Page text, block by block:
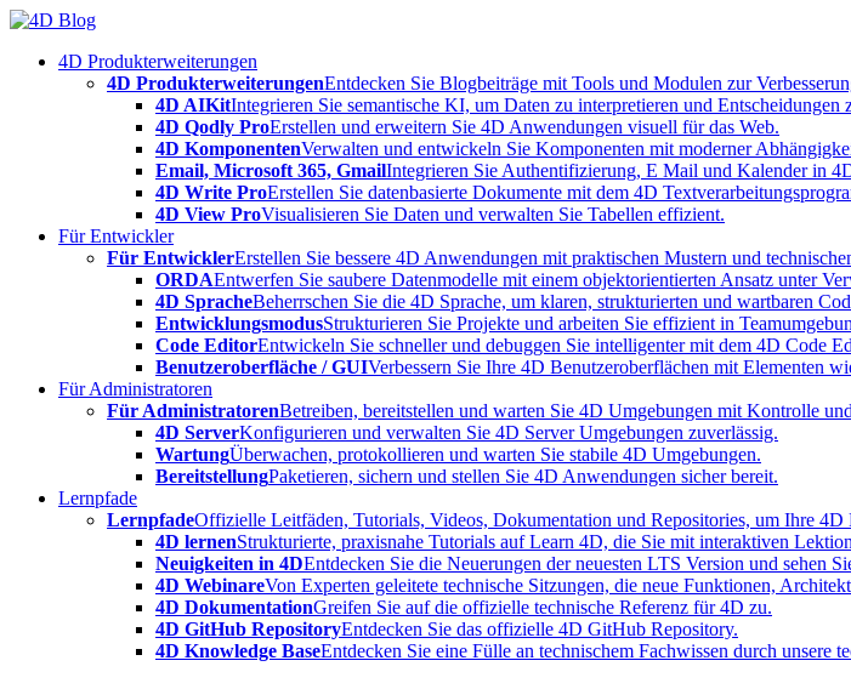
Skip
content4D Produkterweiterungen
4D ProdukterweiterungenEntdecken Sie Blogbeiträge mit Tools und Modulen zur
4D AIKitIntegrieren Sie semantische KI, um Daten zu interpretieren und Entscheidungen
4D Qodly ProErstellen und erweitern Sie 4D Anwendungen visuell für das Web.
4D KomponentenVerwalten und entwickeln Sie Komponenten mit moderner
Email, Microsoft 365, GmailIntegrieren Sie Authentifizierung, E Mail und Kalender in
4D Write ProErstellen Sie datenbasierte Dokumente mit dem 4D
4D View ProVisualisieren Sie Daten und verwalten Sie Tabellen effizient.
Für Entwickler
Für EntwicklerErstellen Sie bessere 4D Anwendungen mit praktischen Mustern und
ORDAEntwerfen Sie saubere Datenmodelle mit einem objektorientierten Ansatz unter
4D SpracheBeherrschen Sie die 4D Sprache, um klaren, strukturierten und wartbaren
EntwicklungsmodusStrukturieren Sie Projekte und arbeiten Sie effizient in
Code EditorEntwickeln Sie schneller und debuggen Sie intelligenter mit dem 4D Code
Benutzeroberfläche / GUIVerbessern Sie Ihre 4D Benutzeroberflächen mit Elementen
Für Administratoren
Für AdministratorenBetreiben, bereitstellen und warten Sie 4D Umgebungen mit Kontrolle
4D ServerKonfigurieren und verwalten Sie 4D Server Umgebungen zuverlässig.
WartungÜberwachen, protokollieren und warten Sie stabile 4D Umgebungen.
BereitstellungPaketieren, sichern und stellen Sie 4D Anwendungen sicher bereit.
Lernpfade
LernpfadeOffizielle Leitfäden, Tutorials, Videos, Dokumentation und Repositories, um Ihre 4D
4D lernenStrukturierte, praxisnahe Tutorials auf Learn 4D, die Sie mit interaktiven
Neuigkeiten in 4DEntdecken Sie die Neuerungen der neuesten LTS Version und sehen
4D WebinareVon Experten geleitete technische Sitzungen, die neue Funktionen,
4D DokumentationGreifen Sie auf die offizielle technische Referenz für 4D zu.
4D GitHub RepositoryEntdecken Sie das offizielle 4D GitHub Repository.
4D Knowledge BaseEntdecken Sie eine Fülle an technischem Fachwissen durch unsere